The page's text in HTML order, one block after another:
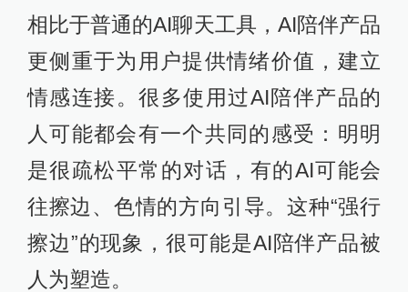
相比于普通的AI聊天工具，AI陪伴产品
更侧重于为用户提供情绪价值，建立
情感连接。很多使用过AI陪伴产品的
人可能都会有一个共同的感受：明明
是很疏松平常的对话，有的AI可能会
往擦边、色情的方向引导。这种“强行
擦边”的现象，很可能是AI陪伴产品被
人为塑造。